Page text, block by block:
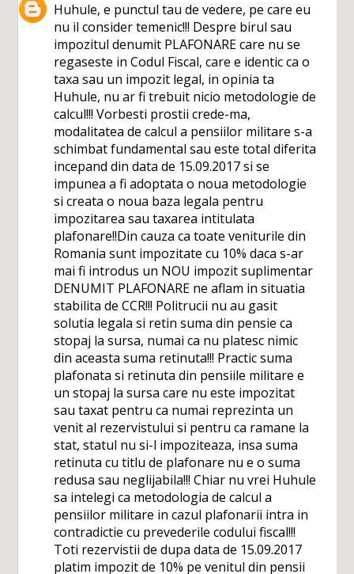
Huhule, e punctul tau de vedere, pe care eu
nu il consider temenic!!! Despre birul sau
impozitul denumit PLAFONARE care nu se
regaseste in Codul Fiscal, care e identic ca o
taxa sau un impozit legal, in opinia ta
Huhule, nu ar fi trebuit nicio metodologie de
calcul!!! Vorbesti prostii crede-ma,
modalitatea de calcul a pensiilor militare s-a
schimbat fundamental sau este total diferita
incepand din data de 15.09.2017 si se
impunea a fi adoptata o noua metodologie
si creata o noua baza legala pentru
impozitarea sau taxarea intitulata
plafonare!!Din cauza ca toate veniturile din
Romania sunt impozitate cu 10% daca s-ar
mai fi introdus un NOU impozit suplimentar
DENUMIT PLAFONARE ne aflam in situatia
stabilita de CCR!!! Politrucii nu au gasit
solutia legala si retin suma din pensie ca
stopaj la sursa, numai ca nu platesc nimic
din aceasta suma retinuta!!! Practic suma
plafonata si retinuta din pensiile militare e
un stopaj la sursa care nu este impozitat
sau taxat pentru ca numai reprezinta un
venit al rezervistului si pentru ca ramane la
stat, statul nu si-l impoziteaza, insa suma
retinuta cu titlu de plafonare nu e o suma
redusa sau neglijabila!!! Chiar nu vrei Huhule
sa intelegi ca metodologia de calcul a
pensiilor militare in cazul plafonarii intra in
contradictie cu prevederile codului fiscal!!!
Toti rezervistii de dupa data de 15.09.2017
platim impozit de 10% pe venitul din pensii